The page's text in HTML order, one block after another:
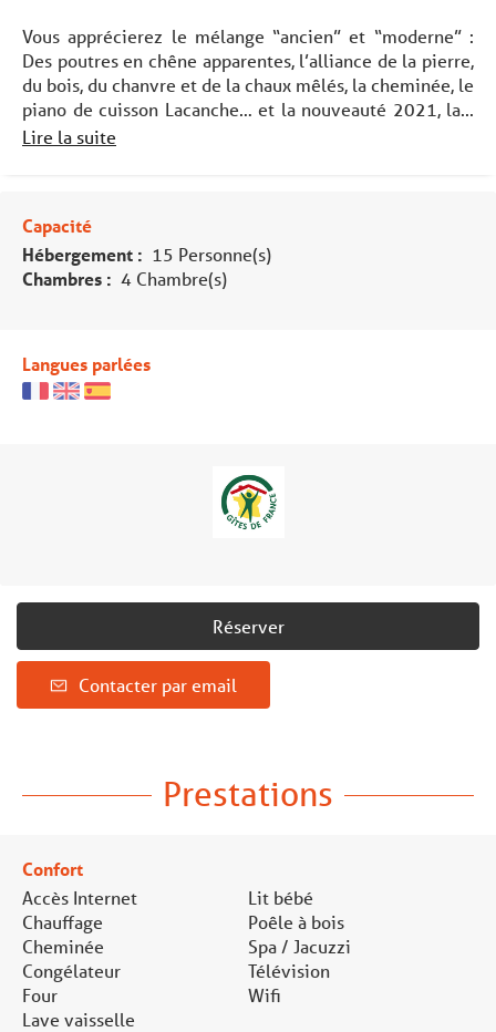
Vous apprécierez le mélange “ancien” et “moderne” :
Des poutres en chêne apparentes, l’alliance de la pierre,
du bois, du chanvre et de la chaux mêlés, la cheminée, le
piano de cuisson Lacanche… et la nouveauté 2021, la...
Lire la suite
Capacité
Hébergement : 15 Personne(s)
Chambres : 4 Chambre(s)
Langues parlées
Réserver
Contacter par email
Prestations
Confort
Accès Internet
Chauffage
Cheminée
Congélateur
Four
Lave vaisselle
Lit bébé
Poêle à bois
Spa / Jacuzzi
Télévision
Wifi